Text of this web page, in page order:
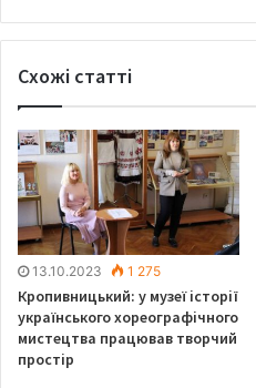
Схожі статті
13.10.2023 1 275
Кропивницький: у музеї історії
українського хореографічного
мистецтва працював творчий
простір